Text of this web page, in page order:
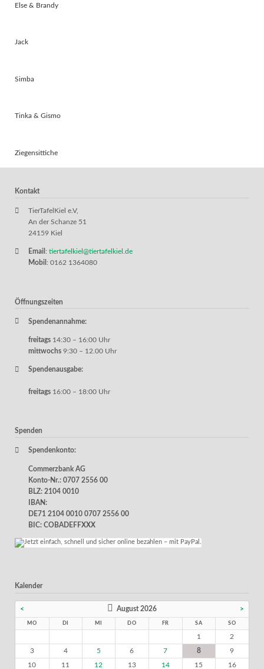
Else & Brandy
Jack
Simba
Tinka & Gismo
Ziegensittiche
Kontakt
TierTafelKiel e.V,
An der Schanze 51
24159 Kiel
Email : tiertafelkiel@tiertafelkiel.de
Mobil : 0162 1364080
Öffnungszeiten
Spendenannahme:
freitags 14:30 – 16:00 Uhr
mittwochs 9:30 – 12.00 Uhr
Spendenausgabe:
freitags 16:00 – 18:00 Uhr
Spenden
Spendenkonto:
Commerzbank AG
Konto-Nr.: 0707 2556 00
BLZ: 2104 0010
IBAN:
DE71 2104 0010 0707 2556 00
BIC: COBADEFFXXX
Kalender
< August 2026 >
MO DI MI DO FR SA SO
1
2
3
4 5 6 7 8
9
10
11 12 13 14 15 16